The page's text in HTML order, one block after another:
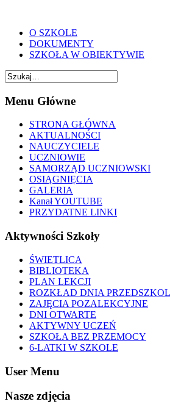
O SZKOLE
DOKUMENTY
SZKOŁA W OBIEKTYWIE
Menu Główne
STRONA GŁÓWNA
AKTUALNOŚCI
NAUCZYCIELE
UCZNIOWIE
SAMORZĄD UCZNIOWSKI
OSIĄGNIĘCIA
GALERIA
Kanał YOUTUBE
PRZYDATNE LINKI
Aktywności Szkoły
ŚWIETLICA
BIBLIOTEKA
PLAN LEKCJI
ROZKŁAD DNIA
ZAJĘCIA POZALEKCYJNE
DNI OTWARTE
AKTYWNY UCZEŃ
SZKOŁA BEZ PRZEMOCY
6-LATKI W SZKOLE
User Menu
Nasze zdjęcia